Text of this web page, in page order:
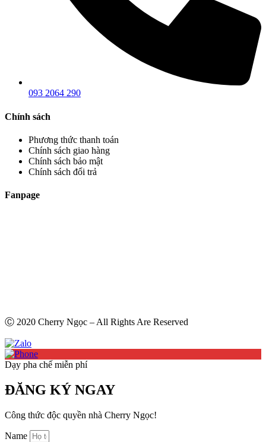
093 2064 290
Chính sách
Phương thức thanh toán
Chính sách giao hàng
Chính sách bảo mật
Chính sách đổi trả
Fanpage
Ⓒ 2020 Cherry Ngọc – All Rights Are Reserved
Dạy pha chế miễn phí
ĐĂNG KÝ NGAY
Công thức độc quyền nhà Cherry Ngọc!
Name